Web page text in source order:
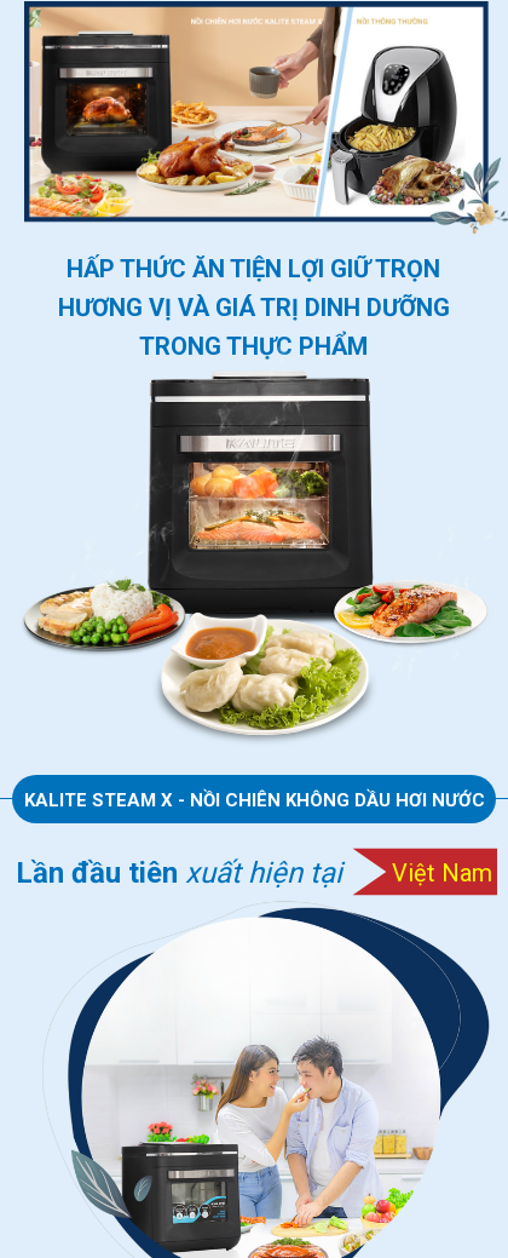
HẤP THỨC ĂN TIỆN LỢI GIỮ TRỌN
HƯƠNG VỊ VÀ GIÁ TRỊ DINH DƯỠNG
TRONG THỰC PHẨM
KALITE STEAM X - NỒI CHIÊN KHÔNG DẦU HƠI NƯỚC
Lần đầu tiên xuất hiện tại Việt Nam